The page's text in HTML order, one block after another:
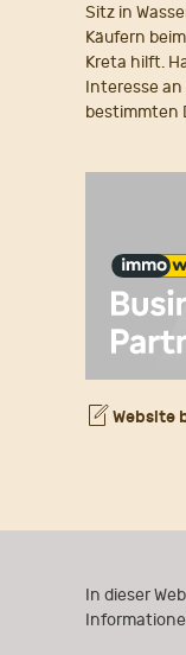
In dieser
Sitz in
Käufern
Kreta hilft.
Interesse an
bestimmten
Website